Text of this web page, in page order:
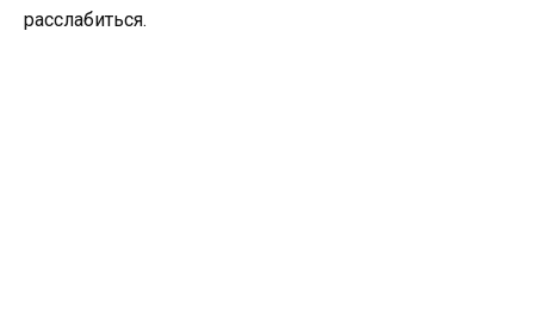
расслабиться.